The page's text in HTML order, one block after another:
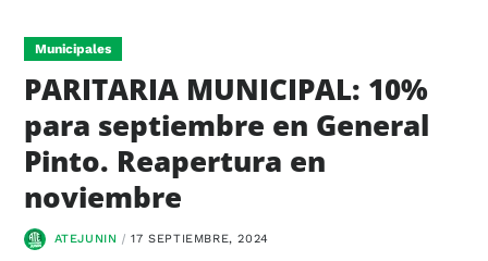
Municipales
PARITARIA MUNICIPAL: 10%
para septiembre en General
Pinto. Reapertura en
noviembre
ATEJUNIN 17 SEPTIEMBRE, 2024